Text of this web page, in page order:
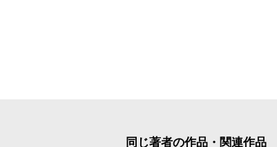
同じ著者の作品・関連作品